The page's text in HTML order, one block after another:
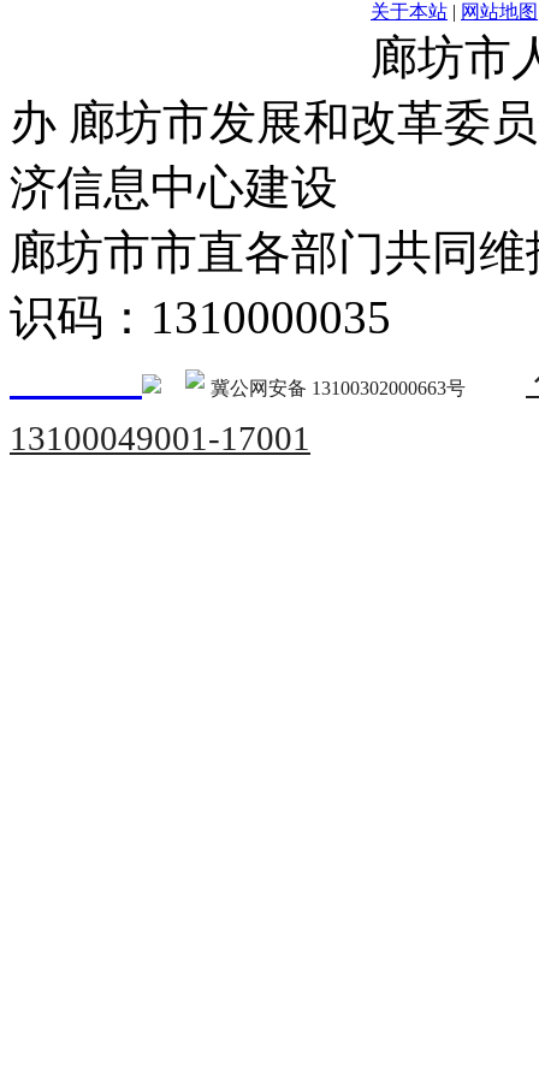
关于本站 | 网站地图
廊坊市
办 廊坊市发展和改革委
济信息中心建设
廊坊市市直各部门共同
识码：1310000035
冀公网安备 13100302000663号
13100049001-17001